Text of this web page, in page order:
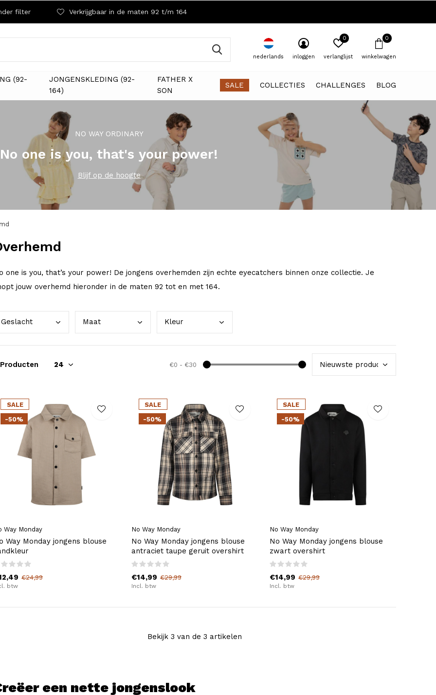
(92-
JONGENSKLEDING (92-
164)
FATHER X
SON
SALE COLLECTIES CHALLENGES BLOG
nederlands inloggen verlanglijst
0
winkelwagen
0
filter Verkrijgbaar in de maten 92 t/m 164
NO WAY ORDINARY
No one is you, that's your power!
Blijf op de hoogte
one is you, that’s your power! De jongens overhemden zijn echte eyecatchers binnen onze collectie. Je
jouw overhemd hieronder in de maten 92 tot en met 164.
Geslacht Maat Kleur
€0 - €30
SALE
-50%
Way Monday
Way Monday jongens blouse
€24,99
btw
SALE
-50%
No Way Monday
No Way Monday jongens blouse
antraciet taupe geruit overshirt
€14,99 €29,99
Incl. btw
SALE
-50%
No Way Monday
No Way Monday jongens blouse
zwart overshirt
€14,99 €29,99
Incl. btw
Bekijk 3 van de 3 artikelen
een nette jongenslook